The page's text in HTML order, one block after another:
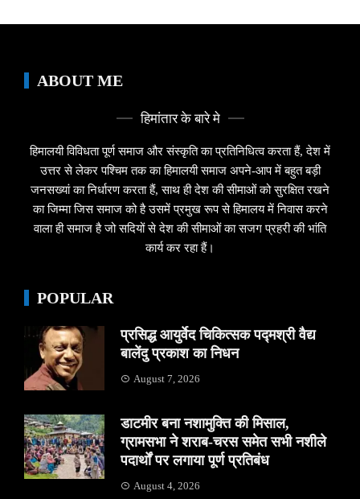
ABOUT ME
हिमांतार के बारे मे
हिमालयी विविधता पूर्ण समाज और संस्कृति का प्रतिनिधित्व करता हैं, देश में
उत्तर से लेकर पश्चिम तक का हिमालयी समाज अपने-आप में बहुत बड़ी
जनसख्यां का निर्धारण करता हैं, साथ ही देश की सीमाओं को सुरक्षित रखने
का जिम्मा जिस समाज को है उसमें प्रमुख रूप से हिमालय में निवास करने
वाला ही समाज है जो सदियों से देश की सीमाओं का सजग प्रहरी की भांति
कार्य कर रहा हैं।
POPULAR
प्रसिद्ध आयुर्वेद चिकित्सक पद्मश्री वैद्य
बालेंदु प्रकाश का निधन
August 7, 2026
डाटमीर बना नशामुक्ति की मिसाल,
ग्रामसभा ने शराब-चरस समेत सभी नशीले
पदार्थों पर लगाया पूर्ण प्रतिबंध
August 4, 2026